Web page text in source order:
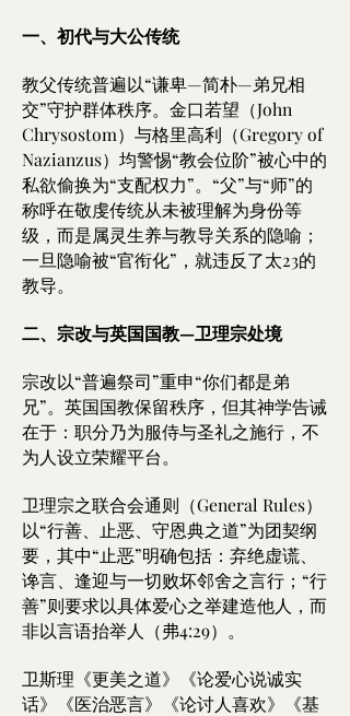
一、初代与大公传统
教父传统普遍以“谦卑—简朴—弟兄相
交”守护群体秩序。金口若望（John
Chrysostom）与格里高利（Gregory of
Nazianzus）均警惕“教会位阶”被心中的
私欲偷换为“支配权力”。“父”与“师”的
称呼在敬虔传统从未被理解为身份等
级，而是属灵生养与教导关系的隐喻；
一旦隐喻被“官衔化”，就违反了太23的
教导。
二、宗改与英国国教—卫理宗处境
宗改以“普遍祭司”重申“你们都是弟
兄”。英国国教保留秩序，但其神学告诫
在于：职分乃为服侍与圣礼之施行，不
为人设立荣耀平台。
卫理宗之联合会通则（General Rules）
以“行善、止恶、守恩典之道”为团契纲
要，其中“止恶”明确包括：弃绝虚谎、
谗言、逢迎与一切败坏邻舍之言行；“行
善”则要求以具体爱心之举建造他人，而
非以言语抬举人（弗4:29）。
卫斯理《更美之道》《论爱心说诚实
话》《医治恶言》《论讨人喜欢》《基